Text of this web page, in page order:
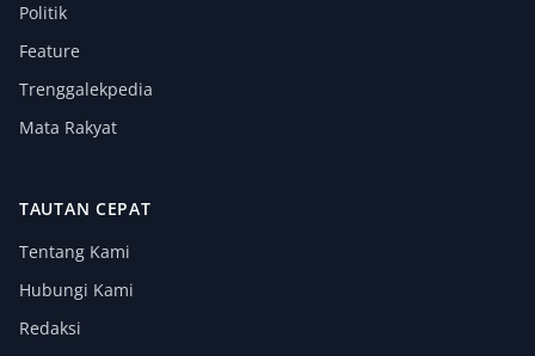
Politik
Feature
Trenggalekpedia
Mata Rakyat
TAUTAN CEPAT
Tentang Kami
Hubungi Kami
Redaksi